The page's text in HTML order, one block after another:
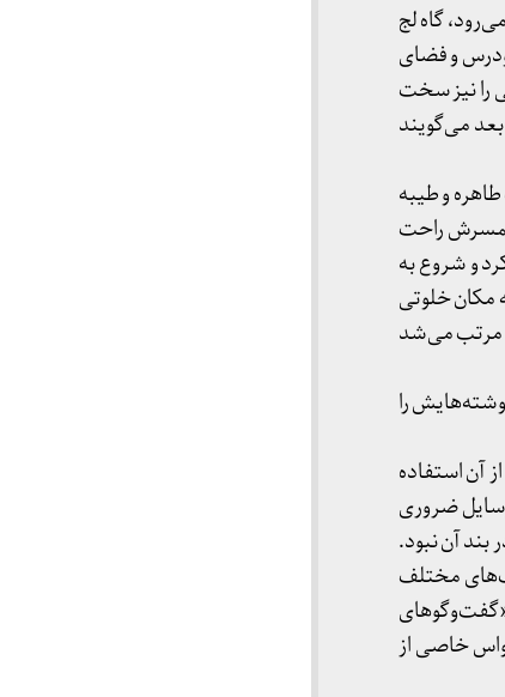
گاه لج
و فضای
را نیز سخت
می‌گویند
و طیبه
راحت
و شروع به
مکان خلوتی
مرتب می‌شد
را
آن استفاده
ضروری
آن نبود.
مختلف
خاصی از